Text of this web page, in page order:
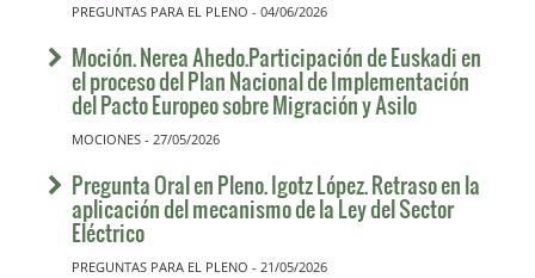
PREGUNTAS PARA EL PLENO - 04/06/2026
Moción. Nerea Ahedo.Participación de Euskadi en
el proceso del Plan Nacional de Implementación
del Pacto Europeo sobre Migración y Asilo
MOCIONES - 27/05/2026
Pregunta Oral en Pleno. Igotz López. Retraso en la
aplicación del mecanismo de la Ley del Sector
Eléctrico
PREGUNTAS PARA EL PLENO - 21/05/2026